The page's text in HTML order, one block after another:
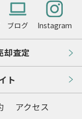
ブログ Instagram
却査定
ト
アクセス